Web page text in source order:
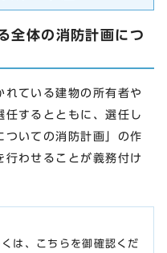
全体の消防計画につ
ている建物の所有者や
任するとともに、選任し
ついての消防計画」の作
行わせることが義務付け
は、こちらを御確認くだ